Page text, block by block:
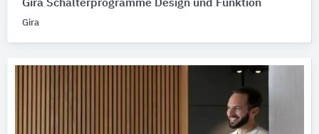
Gira Schalterprogramme Design und Funktion
Gira